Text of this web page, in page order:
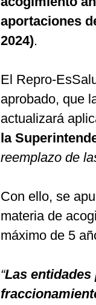
aportaciones
2024).
El Repro-
aprobado, que
actualizará
la
reemplazo de
Con ello, se
materia de
máximo de 5
“Las entidades